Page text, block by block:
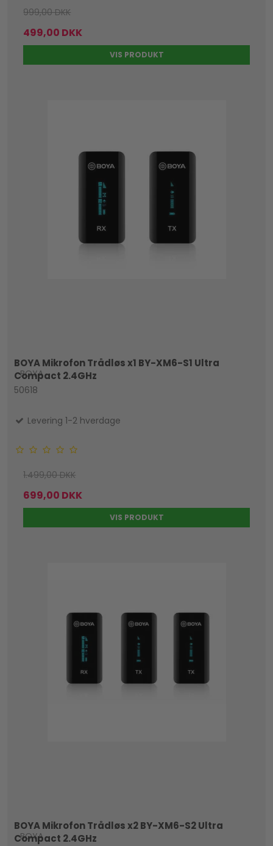
999,00 DKK
499,00 DKK
VIS PRODUKT
BOYA Mikrofon Trådløs x1 BY-XM6-S1 Ultra
Compact 2.4GHz
BOYA
50618
Levering 1-2 hverdage
1.499,00 DKK
699,00 DKK
VIS PRODUKT
BOYA Mikrofon Trådløs x2 BY-XM6-S2 Ultra
Compact 2.4GHz
BOYA